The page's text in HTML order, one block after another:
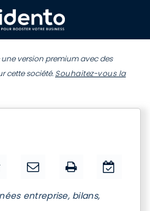
version premium avec des
cette société. Souhaitez-vous la
entreprise, bilans,